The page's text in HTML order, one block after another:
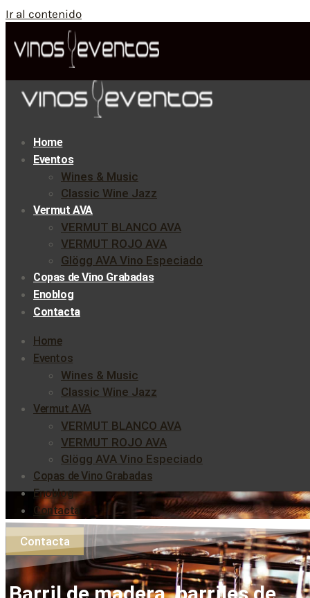
Ir al contenido
Home
Eventos
Wines & Music
Classic Wine Jazz
Vermut AVA
VERMUT BLANCO AVA
VERMUT ROJO AVA
Glögg AVA Vino Especiado
Copas de Vino Grabadas
Enoblog
Contacta
Home
Eventos
Wines & Music
Classic Wine Jazz
Vermut AVA
VERMUT BLANCO AVA
VERMUT ROJO AVA
Glögg AVA Vino Especiado
Copas de Vino Grabadas
Enoblog
Contacta
Contacta